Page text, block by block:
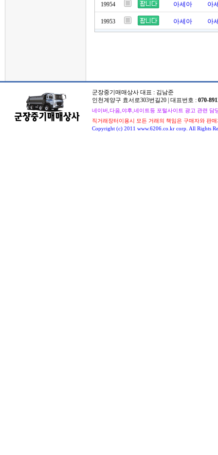
19954 아세아 아
19953 아세아 아
군장중기매매상사 대표 : 김남준
인천계양구 효서로303번길20 | 대표번호 : 070-
네이버,다음,야후,네이트등 포털사이트 광고 관련 담
직거래장터이용시 모든 거래의 책임은 구매자와 판
Copyright (c) 2011 www.6206.co.kr corp. All Rights